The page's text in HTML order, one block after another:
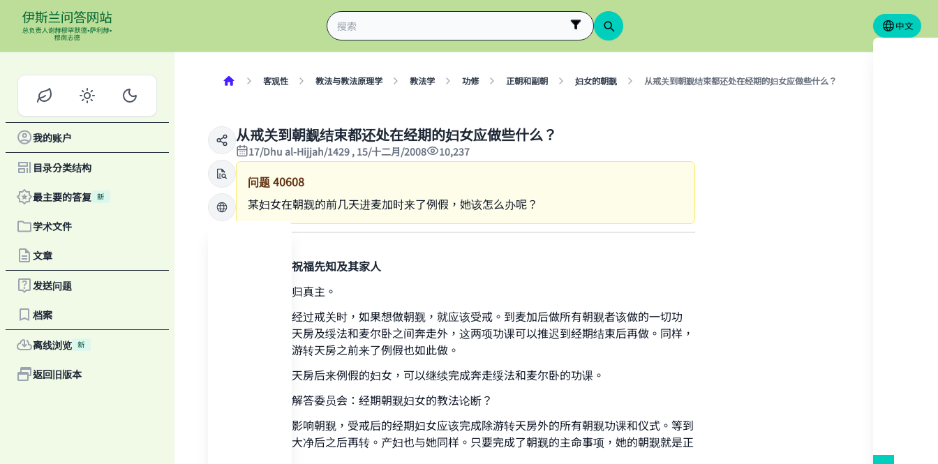
中文
我的账户
目录分类结构
最主要的答复 新
学术文件
文章
发送问题
档案
离线浏览 新
返回旧版本
客观性 教法与教法原理学 教法学 功修 正朝和副朝 妇女的朝觐 从戒关到朝觐结束都还处在经期的妇女应做些什么？
从戒关到朝觐结束都还处在经期的妇女应做些什么？
17/Dhu al-Hijjah/1429 , 15/十二月/2008 10,237
问题40608
某妇女在朝觐的前几天进麦加时来了例假，她该怎么办呢？
感谢真主，祝福先知及其家人
一切赞颂全归真主。
经期妇女在经过戒关时，如果想做朝觐，就应该受戒。到麦加后做所有朝觐者该做的一切功
课，除游转天房及绥法和麦尔卧之间奔走外，这两项功课可以推迟到经期结束后再做。同样，
在受戒后，游转天房之前来了例假也如此做。
至于在转完天房后来例假的妇女，可以继续完成奔走绥法和麦尔卧的功课。
有人问教法解答委员会：经期朝觐妇女的教法论断？
答：月经不影响朝觐，受戒后的经期妇女应该完成除游转天房外的所有朝觐功课和仪式。等到
停经，洗完大净后之后再转。产妇也与她同样。只要完成了朝觐的主命事项，她的朝觐就是正